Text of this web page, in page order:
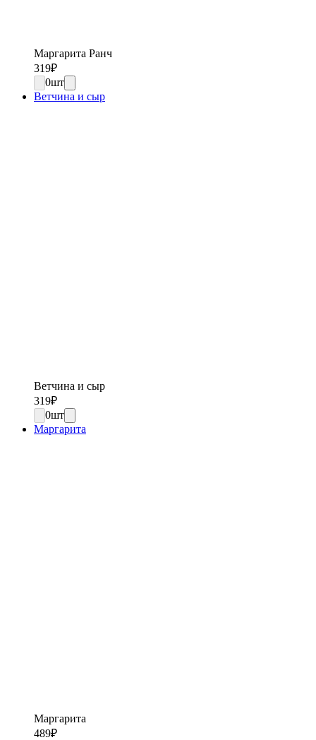
Маргарита Ранч
319₽
0шт
Ветчина и сыр
Ветчина и сыр
319₽
0шт
Маргарита
Маргарита
489₽